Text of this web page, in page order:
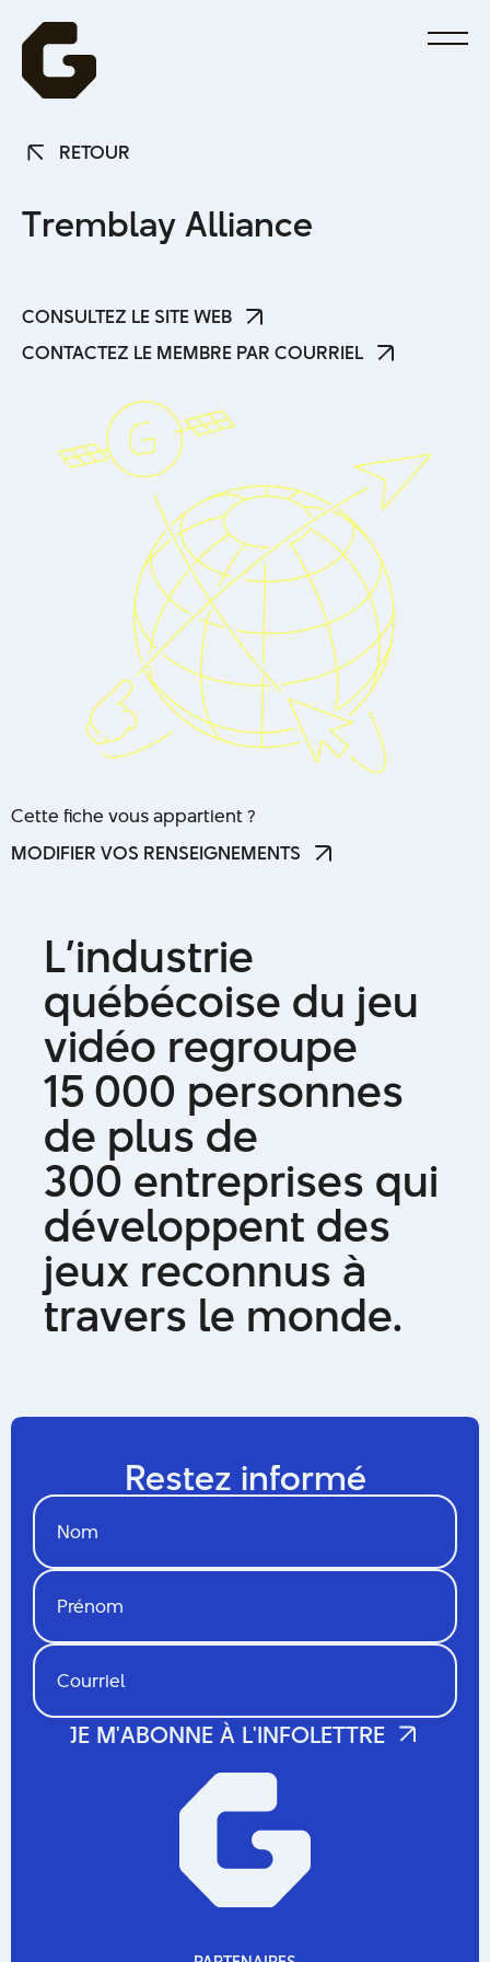
RETOUR
TremblayAlliance
CONSULTEZ LE SITE WEB
CONTACTEZ LE MEMBRE PAR COURRIEL
Cette fiche vous appartient ?
MODIFIER VOS RENSEIGNEMENTS
L’industrie
québécoise du jeu
vidéo regroupe
15000 personnes
de plusde
300 entreprises qui
développent des
jeux reconnus à
travers le monde.
Restez informé